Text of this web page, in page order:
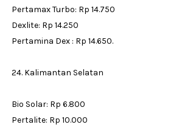
Pertamax Turbo: Rp 14.750
Dexlite: Rp 14.250
Pertamina Dex : Rp 14.650.
24. Kalimantan Selatan
Bio Solar: Rp 6.800
Pertalite: Rp 10.000